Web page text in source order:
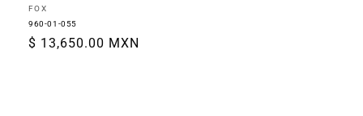
Proveedor:
FOX
960-01-055
Precio
$ 13,650.00 MXN